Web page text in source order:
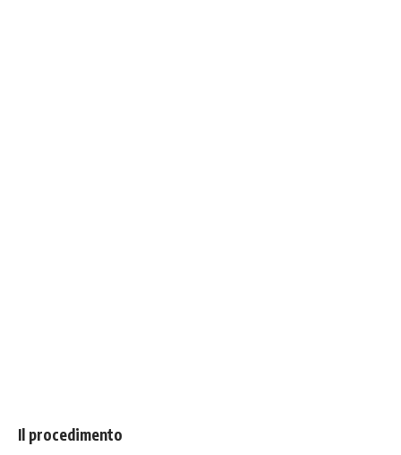
Il procedimento